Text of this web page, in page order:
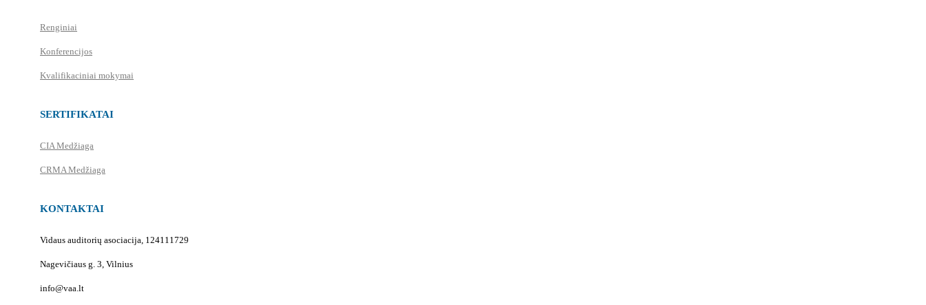
Renginiai
Konferencijos
Kvalifikaciniai mokymai
SERTIFIKATAI
CIA Medžiaga
CRMA Medžiaga
KONTAKTAI
Vidaus auditorių asociacija, 124111729
Nagevičiaus g. 3, Vilnius
info@vaa.lt